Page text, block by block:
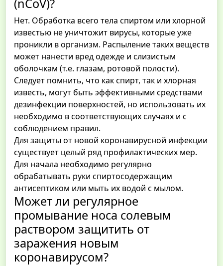
(nCoV)?
Нет. Обработка всего тела спиртом или хлорной
известью не уничтожит вирусы, которые уже
проникли в организм. Распыление таких веществ
может нанести вред одежде и слизистым
оболочкам (т.е. глазам, ротовой полости).
Следует помнить, что как спирт, так и хлорная
известь, могут быть эффективными средствами
дезинфекции поверхностей, но использовать их
необходимо в соответствующих случаях и с
соблюдением правил.
Для защиты от новой коронавирусной инфекции
существует целый ряд профилактических мер.
Для начала необходимо регулярно
обрабатывать руки спиртосодержащим
антисептиком или мыть их водой с мылом.
Может ли регулярное
промывание носа солевым
раствором защитить от
заражения новым
коронавирусом?